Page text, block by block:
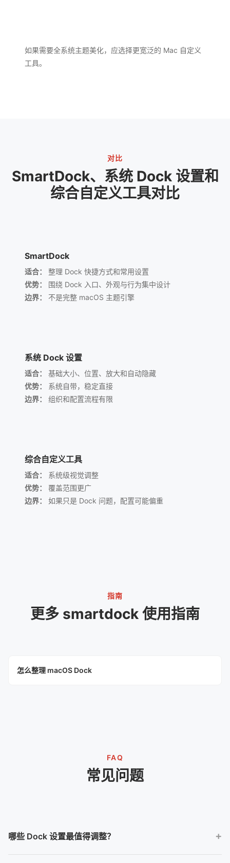
如果需要全系统主题美化，应选择更宽泛的 Mac 自定义
工具。
对比
SmartDock、系统 Dock 设置和
综合自定义工具对比
SmartDock
适合：
整理 Dock 快捷方式和常用设置
优势：
围绕 Dock 入口、外观与行为集中设计
边界：
不是完整 macOS 主题引擎
系统 Dock 设置
适合：
基础大小、位置、放大和自动隐藏
优势：
系统自带，稳定直接
边界：
组织和配置流程有限
综合自定义工具
适合：
系统级视觉调整
优势：
覆盖范围更广
边界：
如果只是 Dock 问题，配置可能偏重
指南
更多 smartdock 使用指南
怎么整理 macOS Dock
FAQ
常见问题
哪些 Dock 设置最值得调整？